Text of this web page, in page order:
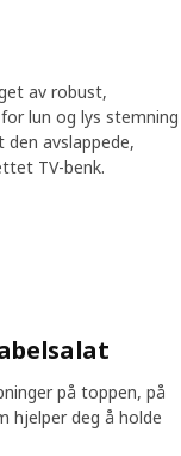
av robust,
lun og lys stemning
den avslappede,
TV-benk.
på toppen, på
hjelper deg å holde